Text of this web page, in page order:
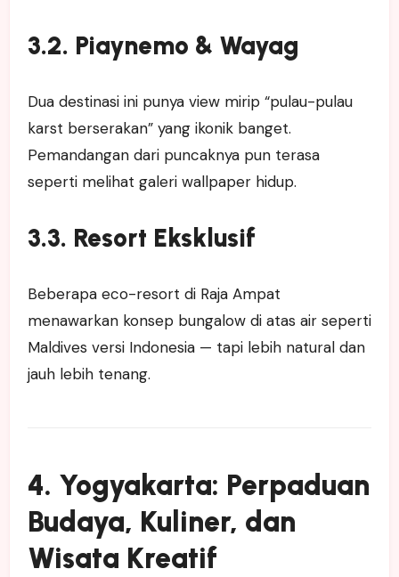
3.2. Piaynemo & Wayag
Dua destinasi ini punya view mirip “pulau-pulau
karst berserakan” yang ikonik banget.
Pemandangan dari puncaknya pun terasa
seperti melihat galeri wallpaper hidup.
3.3. Resort Eksklusif
Beberapa eco-resort di Raja Ampat
menawarkan konsep bungalow di atas air seperti
Maldives versi Indonesia — tapi lebih natural dan
jauh lebih tenang.
4. Yogyakarta: Perpaduan
Budaya, Kuliner, dan
Wisata Kreatif